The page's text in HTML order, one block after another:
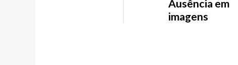
Ausência em
imagens